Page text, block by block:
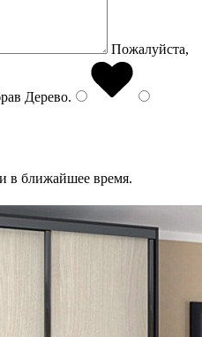
Пожалуйста,
Дерево.
в ближайшее время.